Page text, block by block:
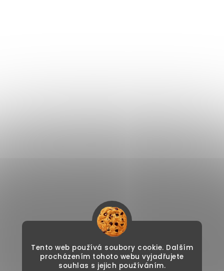
Tento web používá soubory cookie. Dalším
procházením tohoto webu vyjadřujete
souhlas s jejich používáním.